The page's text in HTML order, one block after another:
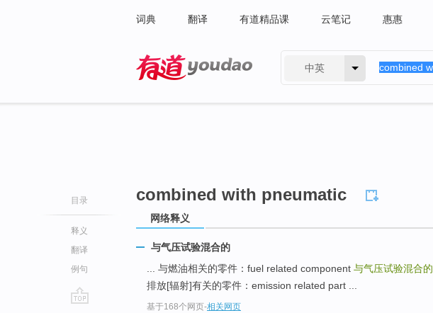
词典 翻译 有道精品课 云笔记 惠惠
中英
目录
释义
翻译
例句
combined with pneumatic
网络释义
与气压试验混合的
... 与燃油相关的零件：fuel related component 与气压试验混合的
排放[辐射]有关的零件：emission related part ...
基于168个网页-相关网页